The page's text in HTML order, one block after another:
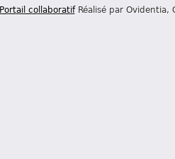
Portail collaboratifRéalisé par Ovidentia,